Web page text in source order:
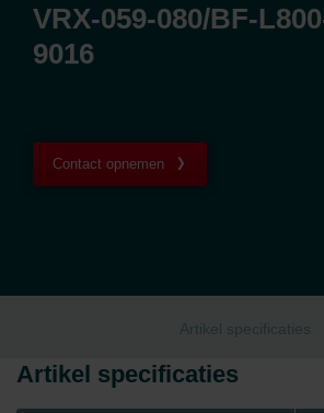
VRX-059-080/BF-
9016
Contact opnemen
Artikel specificaties
Artikel specificaties